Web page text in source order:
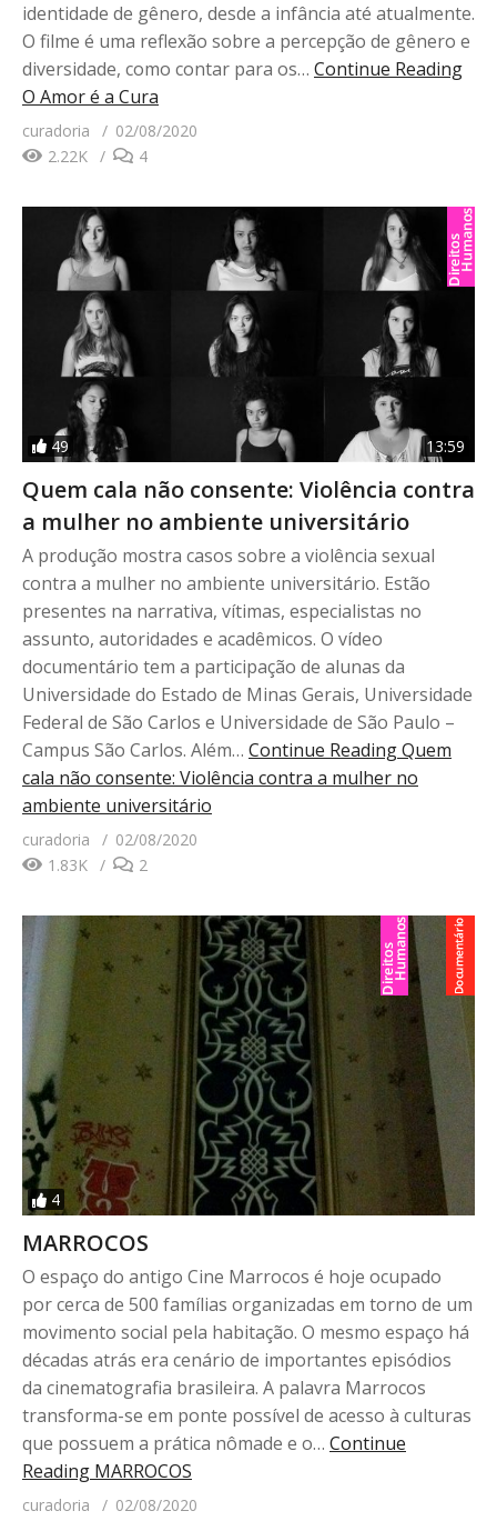
identidade de gênero, desde a infância até atualmente.
O filme é uma reflexão sobre a percepção de gênero e
diversidade, como contar para os… Continue Reading
O Amor é a Cura
curadoria
02/08/2020
2.22K
4
49 13:59
Quem cala não consente: Violência contra
a mulher no ambiente universitário
A produção mostra casos sobre a violência sexual
contra a mulher no ambiente universitário. Estão
presentes na narrativa, vítimas, especialistas no
assunto, autoridades e acadêmicos. O vídeo
documentário tem a participação de alunas da
Universidade do Estado de Minas Gerais, Universidade
Federal de São Carlos e Universidade de São Paulo –
Campus São Carlos. Além… Continue ReadingQuem
cala não consente: Violência contra a mulher no
ambiente universitário
curadoria
02/08/2020
1.83K
2
4
MARROCOS
O espaço do antigo Cine Marrocos é hoje ocupado
por cerca de 500 famílias organizadas em torno de um
movimento social pela habitação. O mesmo espaço há
décadas atrás era cenário de importantes episódios
da cinematografia brasileira. A palavra Marrocos
transforma-se em ponte possível de acesso à culturas
que possuem a prática nômade e o… Continue
Reading MARROCOS
curadoria
02/08/2020